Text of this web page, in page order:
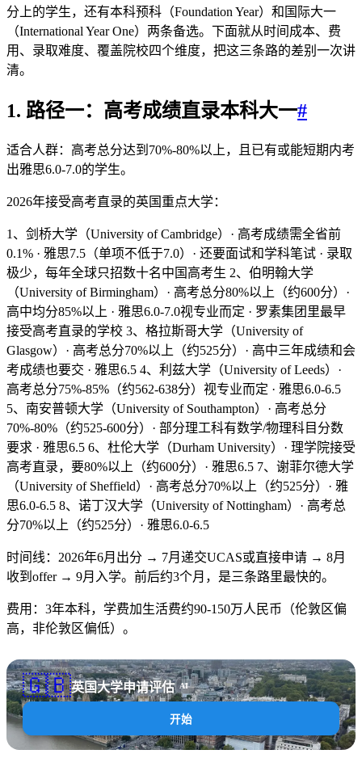
分上的学生，还有本科预科（Foundation Year）和国际大一
（International Year One）两条备选。下面就从时间成本、费
用、录取难度、覆盖院校四个维度，把这三条路的差别一次讲
清。
1. 路径一：高考成绩直录本科大一#
适合人群：高考总分达到70%-80%以上，且已有或能短期内考
出雅思6.0-7.0的学生。
2026年接受高考直录的英国重点大学：
1、剑桥大学（University of Cambridge）· 高考成绩需全省前
0.1% · 雅思7.5（单项不低于7.0）· 还要面试和学科笔试 · 录取
极少，每年全球只招数十名中国高考生 2、伯明翰大学
（University of Birmingham）· 高考总分80%以上（约600分）·
高中均分85%以上 · 雅思6.0-7.0视专业而定 · 罗素集团里最早
接受高考直录的学校 3、格拉斯哥大学（University of
Glasgow）· 高考总分70%以上（约525分）· 高中三年成绩和会
考成绩也要交 · 雅思6.5 4、利兹大学（University of Leeds）·
高考总分75%-85%（约562-638分）视专业而定 · 雅思6.0-6.5
5、南安普顿大学（University of Southampton）· 高考总分
70%-80%（约525-600分）· 部分理工科有数学/物理科目分数
要求 · 雅思6.5 6、杜伦大学（Durham University）· 理学院接受
高考直录，要80%以上（约600分）· 雅思6.5 7、谢菲尔德大学
（University of Sheffield）· 高考总分70%以上（约525分）· 雅
思6.0-6.5 8、诺丁汉大学（University of Nottingham）· 高考总
分70%以上（约525分）· 雅思6.0-6.5
时间线：2026年6月出分 → 7月递交UCAS或直接申请 → 8月
收到offer → 9月入学。前后约3个月，是三条路里最快的。
费用：3年本科，学费加生活费约90-150万人民币（伦敦区偏
高，非伦敦区偏低）。
🇬🇧英国大学申请评估 AI
开始